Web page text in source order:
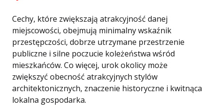
Cechy, które zwiększają atrakcyjność danej
miejscowości, obejmują minimalny wskaźnik
przestępczości, dobrze utrzymane przestrzenie
publiczne i silne poczucie koleżeństwa wśród
mieszkańców. Co więcej, urok okolicy może
zwiększyć obecność atrakcyjnych stylów
architektonicznych, znaczenie historyczne i kwitnąca
lokalna gospodarka.